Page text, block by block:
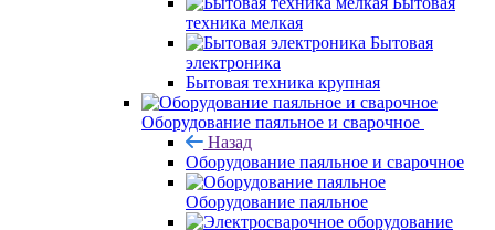
техника мелкая
Бытовая
электроника
Бытовая техника крупная
Оборудование паяльное и сварочное
Назад
Оборудование паяльное и сварочное
Оборудование паяльное